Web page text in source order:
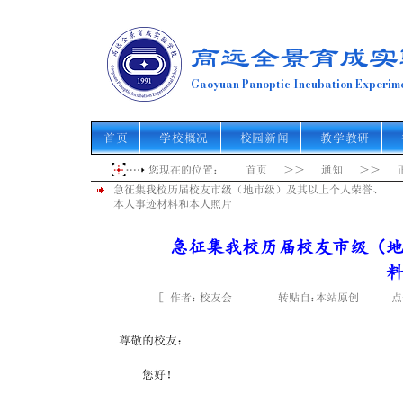
高远全景育成
Gaoyuan Panoptic Incubation
首页 学校概况 校园新闻 教学教研
您现在的位置： 首页 ＞＞ 通知 ＞＞
急征集我校历届校友市级（地市级）及其以上个人荣誉、
本人事迹材料和本人照片
急征集我校历届校友市级（
［ 作者： 转贴自： 点
校友会 本站原创
尊敬的校友：
您好！